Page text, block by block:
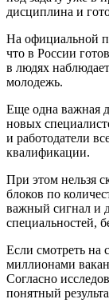
дисциплина и
На официальной
что в России
в людях
молодежь.
Еще одна важная
новых
и работодатели
квалификации.
При этом нельзя
блоков по
важный сигнал и
специальностей,
Если смотреть на
миллионами
Согласно
понятный